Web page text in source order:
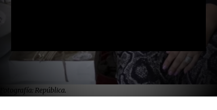
Fotografía: República.